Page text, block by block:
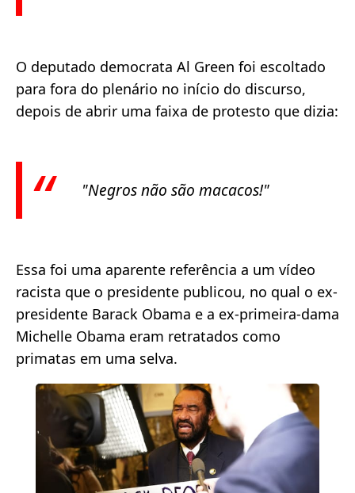
O deputado democrata Al Green foi escoltado
para fora do plenário no início do discurso,
depois de abrir uma faixa de protesto que dizia:
"Negros não são macacos!"
Essa foi uma aparente referência a um vídeo
racista que o presidente publicou, no qual o ex-
presidente Barack Obama e a ex-primeira-dama
Michelle Obama eram retratados como
primatas em uma selva.